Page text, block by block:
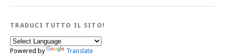
TRADUCI TUTTO IL SITO!
Powered by Translate